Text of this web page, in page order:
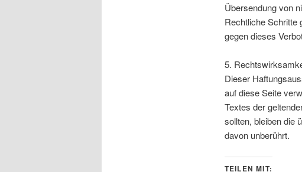
Übersendung von
Rechtliche Schritte
gegen dieses
5.
Dieser
auf diese Seite
Textes der
sollten, bleiben die
davon unberührt.
TEILEN MIT: